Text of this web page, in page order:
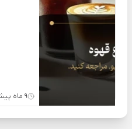
9 ماه پیش